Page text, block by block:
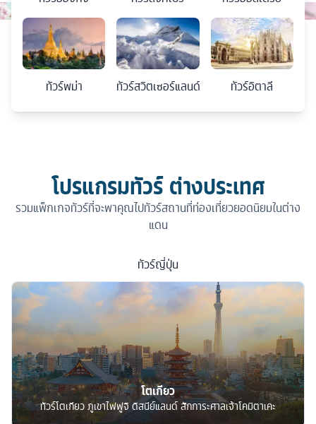
ทัวร์พม่า ทัวร์สวิตเซอร์แลนด์ ทัวร์อิตาลี
โปรแกรมทัวร์ ต่างประเทศ
รวมแพ็กเกจทัวร์ที่จะพาคุณไปทัวร์สถานที่ท่องเที่ยวยอดนิยมในต่าง
แดน
ทัวร์ญี่ปุ่น
โตเกียว
ทัวร์โตเกียว ภูเขาไฟฟูจิ ดิสนีย์แลนด์ สักการะศาลเจ้าโคมิตาเคะ